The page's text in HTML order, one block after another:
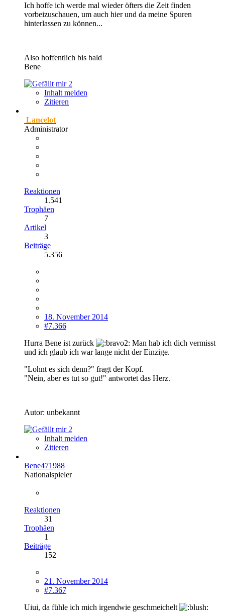
Ich hoffe ich werde mal wieder öfters die Zeit finden
vorbeizuschauen, um auch hier und da meine Spuren
hinterlassen zu können...
Also hoffentlich bis bald
Bene
2
Inhalt melden
Zitieren
Lancelot
Administrator
Reaktionen
1.541
Trophäen
7
Artikel
3
Beiträge
5.356
18. November 2014
#7.366
Hurra Bene ist zurück
Man hab ich dich vermisst
und ich glaub ich war lange nicht der Einzige.
"Lohnt es sich denn?" fragt der Kopf.
"Nein, aber es tut so gut!" antwortet das Herz.
Autor: unbekannt
2
Inhalt melden
Zitieren
Bene471988
Nationalspieler
Reaktionen
31
Trophäen
1
Beiträge
152
21. November 2014
#7.367
Uiui, da fühle ich mich irgendwie geschmeichelt